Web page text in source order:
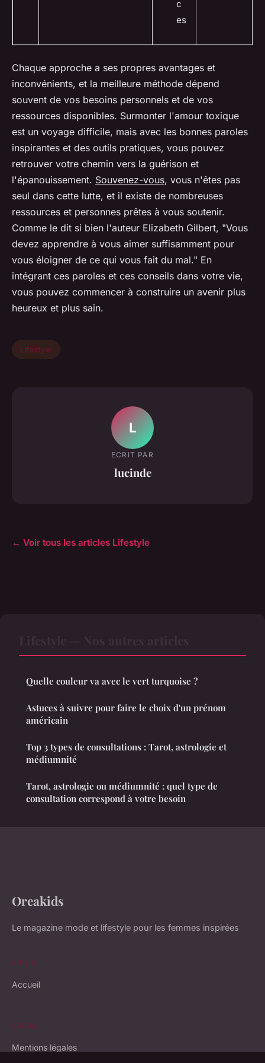
c
es
Chaque approche a ses propres avantages et
inconvénients, et la meilleure méthode dépend
souvent de vos besoins personnels et de vos
ressources disponibles. Surmonter l'amour toxique
est un voyage difficile, mais avec les bonnes paroles
inspirantes et des outils pratiques, vous pouvez
retrouver votre chemin vers la guérison et
l'épanouissement. Souvenez-vous, vous n'êtes pas
seul dans cette lutte, et il existe de nombreuses
ressources et personnes prêtes à vous soutenir.
Comme le dit si bien l'auteur Elizabeth Gilbert, "Vous
devez apprendre à vous aimer suffisamment pour
vous éloigner de ce qui vous fait du mal." En
intégrant ces paroles et ces conseils dans votre vie,
vous pouvez commencer à construire un avenir plus
heureux et plus sain.
Lifestyle
L
ECRIT PAR
lucinde
← Voir tous les articles Lifestyle
Quelle couleur va avec le vert turquoise ?
Astuces à suivre pour faire le choix d'un prénom
américain
Top 3 types de consultations : Tarot, astrologie et
médiumnité
Tarot, astrologie ou médiumnité : quel type de
consultation correspond à votre besoin
Oreakids
Le magazine mode et lifestyle pour les femmes inspirées
LIENS
Accueil
LÉGAL
Mentions légales